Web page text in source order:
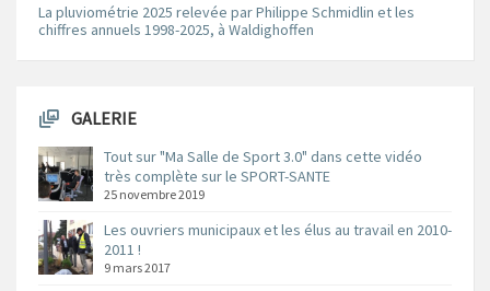
La pluviométrie 2025 relevée par Philippe Schmidlin et les
chiffres annuels 1998-2025, à Waldighoffen
GALERIE
Tout sur "Ma Salle de Sport 3.0" dans cette vidéo
très complète sur le SPORT-SANTE
25 novembre 2019
Les ouvriers municipaux et les élus au travail en 2010-
2011 !
9 mars 2017